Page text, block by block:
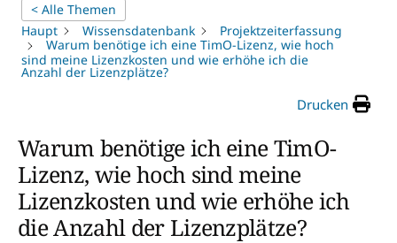
< Alle Themen
Haupt
Wissensdatenbank
Projektzeiterfassung
Warum benötige ich eine TimO-Lizenz, wie hoch
sind meine Lizenzkosten und wie erhöhe ich die
Anzahl der Lizenzplätze?
Drucken
Warum benötige ich eine TimO-
Lizenz, wie hoch sind meine
Lizenzkosten und wie erhöhe ich
die Anzahl der Lizenzplätze?